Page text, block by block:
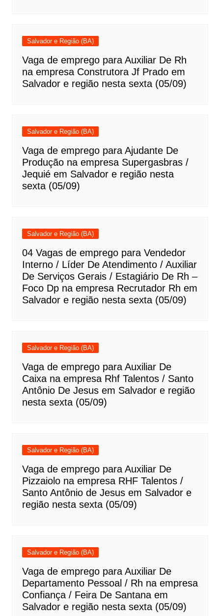
Salvador e Região (BA)
Vaga de emprego para Auxiliar De Rh
na empresa Construtora Jf Prado em
Salvador e região nesta sexta (05/09)
Salvador e Região (BA)
Vaga de emprego para Ajudante De
Produção na empresa Supergasbras /
Jequié em Salvador e região nesta
sexta (05/09)
Salvador e Região (BA)
04 Vagas de emprego para Vendedor
Interno / Líder De Atendimento / Auxiliar
De Serviços Gerais / Estagiário De Rh –
Foco Dp na empresa Recrutador Rh em
Salvador e região nesta sexta (05/09)
Salvador e Região (BA)
Vaga de emprego para Auxiliar De
Caixa na empresa Rhf Talentos / Santo
Antônio De Jesus em Salvador e região
nesta sexta (05/09)
Salvador e Região (BA)
Vaga de emprego para Auxiliar De
Pizzaiolo na empresa RHF Talentos /
Santo Antônio de Jesus em Salvador e
região nesta sexta (05/09)
Salvador e Região (BA)
Vaga de emprego para Auxiliar De
Departamento Pessoal / Rh na empresa
Confiança / Feira De Santana em
Salvador e região nesta sexta (05/09)